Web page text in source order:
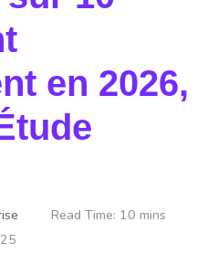
en 2026,
Read Time: 10 mins